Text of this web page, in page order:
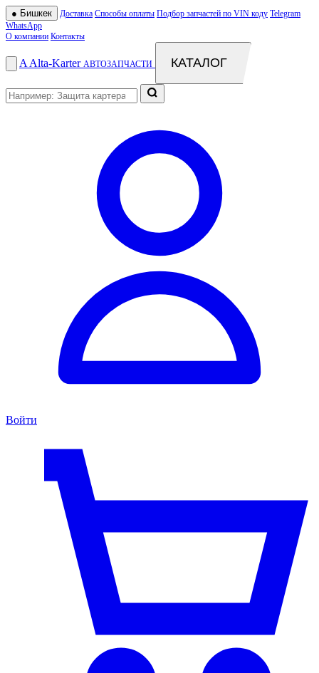
● Бишкек Доставка Способы оплаты Подбор запчастей по VIN коду Telegram
WhatsApp
О компании Контакты
A Alta-Karter АВТОЗАПЧАСТИ КАТАЛОГ
Войти